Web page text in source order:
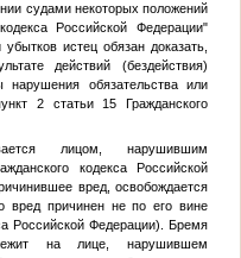
судами некоторых положений
Российской Федерации"
истец обязан доказать,
действий (бездействия)
обязательства или
2 статьи 15 Гражданского
лицом, нарушившим
кодекса Российской
вред, освобождается
вред причинен не по его вине
Российской Федерации). Бремя
на лице, нарушившем